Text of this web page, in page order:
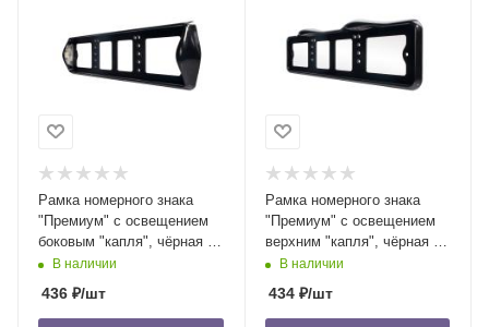
Рамка номерного знака
"Премиум" с освещением
боковым "капля", чёрная (2)
/20В наличии
436 ₽/шт
Рамка номерного знака
"Премиум" с освещением
верхним "капля", чёрная (1)
/25В наличии
434₽/шт